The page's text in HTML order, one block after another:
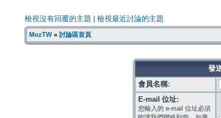
檢視沒有回覆的主題 檢視最近討論的主題
MozTW» 討論區首頁
發
會員名稱:
E-mail 位址:
您輸入的 e-mail 位址必須